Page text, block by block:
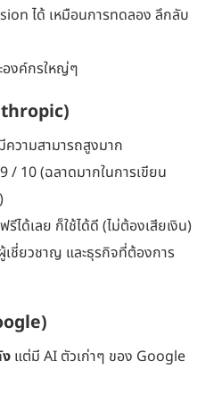
ได้ เหมือนการทดลอง ลึกลับ
องค์กรใหญ่ๆ
วามสามารถสูงมาก
10 (ฉลาดมากในการเขียน
ได้เลย ก็ใช้ได้ดี (ไม่ต้องเสียเงิน)
ชี่ยวชาญ และธุรกิจที่ต้องการ
แต่มี AI ตัวเก่าๆ ของ Google